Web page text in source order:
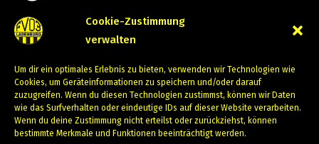
Cookie-Zustimmung
verwalten
Um dir ein optimales Erlebnis zu bieten, verwenden wir Technologien wie
Cookies, um Geräteinformationen zu speichern und/oder darauf
zuzugreifen. Wenn du diesen Technologien zustimmst, können wir Daten
wie das Surfverhalten oder eindeutige IDs auf dieser Website verarbeiten.
Wenn du deine Zustimmung nicht erteilst oder zurückziehst, können
bestimmte Merkmale und Funktionen beeinträchtigt werden.
Oktober 4, 2023
PREVIOUS